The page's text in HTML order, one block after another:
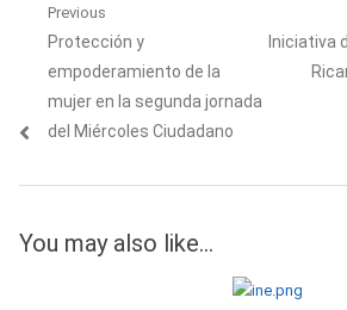
Navegación
de
entradas
Previous
Previous
post:
Protección y
empoderamiento de la
mujer en la segunda jornada
del Miércoles Ciudadano
Next
Iniciativa
You may also like...